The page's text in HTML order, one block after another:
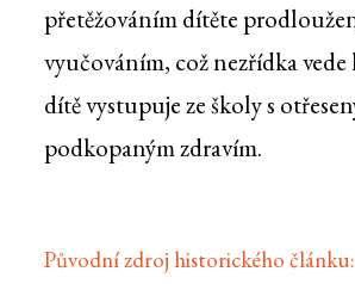
přetěžováním dítěte
vyučováním, což nezřídka vede
dítě vystupuje ze školy s
podkopaným zdravím.
Původní zdroj historického článku: